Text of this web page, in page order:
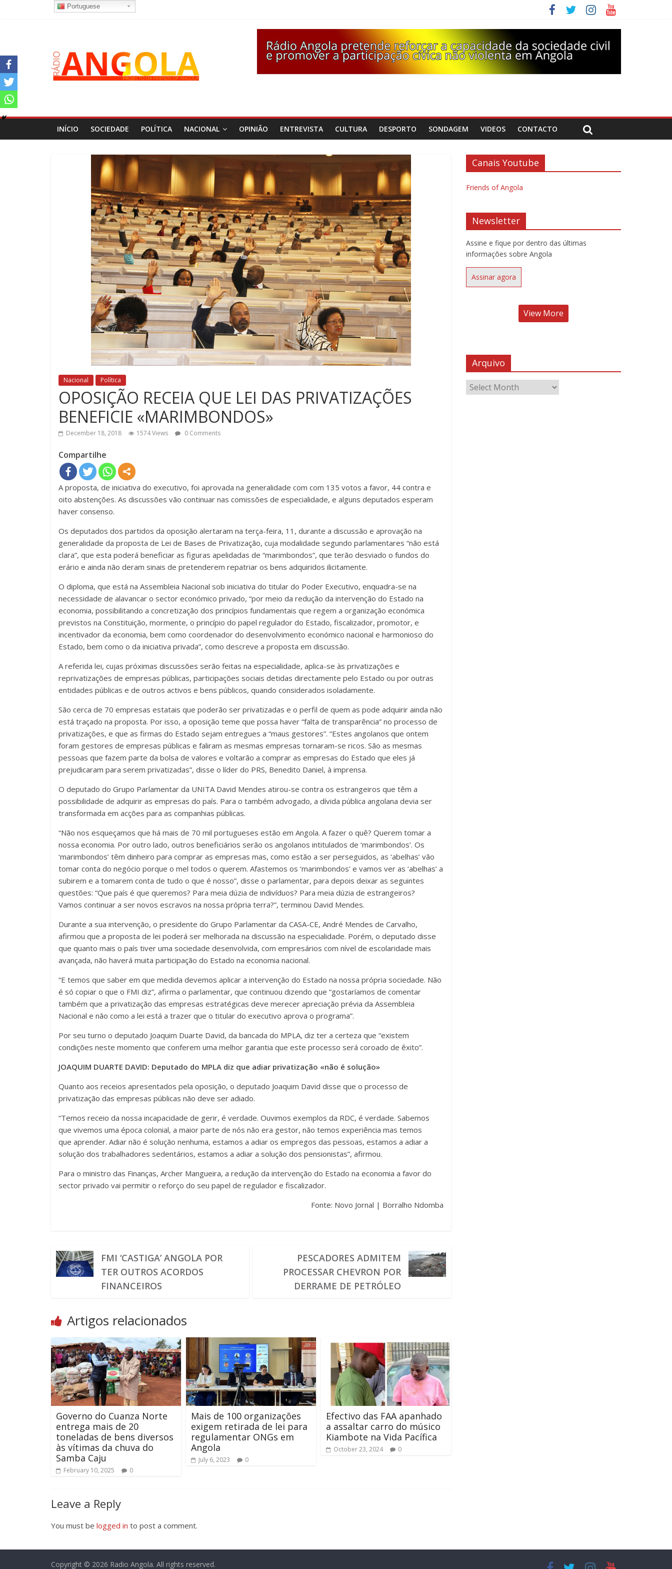
INÍCIO SOCIEDADE POLÍTICA NACIONAL OPINIÃO ENTREVISTA CULTURA DESPORTO SONDAGEM VIDEOS CONTACTO
Nacional Política
OPOSIÇÃO RECEIA QUE LEI DAS PRIVATIZAÇÕES
BENEFICIE «MARIMBONDOS»
December 18, 2018 1574 Views 0 Comments
Compartilhe
A proposta, de iniciativa do executivo, foi aprovada na generalidade com com 135 votos a favor, 44 contra e
oito abstenções. As discussões vão continuar nas comissões de especialidade, e alguns deputados esperam
haver consenso.
Os deputados dos partidos da oposição alertaram na terça-feira, 11, durante a discussão e aprovação na
generalidade da proposta de Lei de Bases de Privatização, cuja modalidade segundo parlamentares “não está
clara”, que esta poderá beneficiar as figuras apelidadas de “marimbondos”, que terão desviado o fundos do
erário e ainda não deram sinais de pretenderem repatriar os bens adquiridos ilicitamente.
O diploma, que está na Assembleia Nacional sob iniciativa do titular do Poder Executivo, enquadra-se na
necessidade de alavancar o sector económico privado, “por meio da redução da intervenção do Estado na
economia, possibilitando a concretização dos princípios fundamentais que regem a organização económica
previstos na Constituição, mormente, o princípio do papel regulador do Estado, fiscalizador, promotor, e
incentivador da economia, bem como coordenador do desenvolvimento económico nacional e harmonioso do
Estado, bem como o da iniciativa privada”, como descreve a proposta em discussão.
A referida lei, cujas próximas discussões serão feitas na especialidade, aplica-se às privatizações e
reprivatizações de empresas públicas, participações sociais detidas directamente pelo Estado ou por outras
entidades públicas e de outros activos e bens públicos, quando considerados isoladamente.
São cerca de 70 empresas estatais que poderão ser privatizadas e o perfil de quem as pode adquirir ainda não
está traçado na proposta. Por isso, a oposição teme que possa haver “falta de transparência” no processo de
privatizações, e que as firmas do Estado sejam entregues a “maus gestores”. “Estes angolanos que ontem
foram gestores de empresas públicas e faliram as mesmas empresas tornaram-se ricos. São as mesmas
pessoas que fazem parte da bolsa de valores e voltarão a comprar as empresas do Estado que eles já
prejudicaram para serem privatizadas”, disse o líder do PRS, Benedito Daniel, à imprensa.
O deputado do Grupo Parlamentar da UNITA David Mendes atirou-se contra os estrangeiros que têm a
possibilidade de adquirir as empresas do país. Para o também advogado, a dívida pública angolana devia ser
transformada em acções para as companhias públicas.
“Não nos esqueçamos que há mais de 70 mil portugueses estão em Angola. A fazer o quê? Querem tomar a
nossa economia. Por outro lado, outros beneficiários serão os angolanos intitulados de ‘marimbondos’. Os
‘marimbondos’ têm dinheiro para comprar as empresas mas, como estão a ser perseguidos, as ‘abelhas’ vão
tomar conta do negócio porque o mel todos o querem. Afastemos os ‘marimbondos’ e vamos ver as ‘abelhas’ a
subirem e a tomarem conta de tudo o que é nosso”, disse o parlamentar, para depois deixar as seguintes
questões: “Que país é que queremos? Para meia dúzia de indivíduos? Para meia dúzia de estrangeiros?
Vamos continuar a ser novos escravos na nossa própria terra?”, terminou David Mendes.
Durante a sua intervenção, o presidente do Grupo Parlamentar da CASA-CE, André Mendes de Carvalho,
afirmou que a proposta de lei poderá ser melhorada na discussão na especialidade. Porém, o deputado disse
que quanto mais o país tiver uma sociedade desenvolvida, com empresários com nível de escolaridade mais
avançada, não haverá muita participação do Estado na economia nacional.
“E temos que saber em que medida devemos aplicar a intervenção do Estado na nossa própria sociedade. Não
é só copiar o que o FMI diz”, afirma o parlamentar, que continuou dizendo que “gostaríamos de comentar
também que a privatização das empresas estratégicas deve merecer apreciação prévia da Assembleia
Nacional e não como a lei está a trazer que o titular do executivo aprova o programa”.
Por seu turno o deputado Joaquim Duarte David, da bancada do MPLA, diz ter a certeza que “existem
condições neste momento que conferem uma melhor garantia que este processo será coroado de êxito”.
JOAQUIM DUARTE DAVID: Deputado do MPLA diz que adiar privatização «não é solução»
Quanto aos receios apresentados pela oposição, o deputado Joaquim David disse que o processo de
privatização das empresas públicas não deve ser adiado.
“Temos receio da nossa incapacidade de gerir, é verdade. Ouvimos exemplos da RDC, é verdade. Sabemos
que vivemos uma época colonial, a maior parte de nós não era gestor, não temos experiência mas temos
que aprender. Adiar não é solução nenhuma, estamos a adiar os empregos das pessoas, estamos a adiar a
solução dos trabalhadores sedentários, estamos a adiar a solução dos pensionistas”, afirmou.
Para o ministro das Finanças, Archer Mangueira, a redução da intervenção do Estado na economia a favor do
sector privado vai permitir o reforço do seu papel de regulador e fiscalizador.
Fonte: Novo Jornal | Borralho Ndomba
FMI ‘CASTIGA’ ANGOLA POR
TER OUTROS ACORDOS
FINANCEIROS
PESCADORES ADMITEM
PROCESSAR CHEVRON POR
DERRAME DE PETRÓLEO
Artigos relacionados
Governo do Cuanza Norte
entrega mais de 20
toneladas de bens diversos
às vítimas da chuva do
Samba Caju
February 10, 2025 0
Mais de 100 organizações
exigem retirada de lei para
regulamentar ONGs em
Angola
July 6, 2023 0
Efectivo das FAA apanhado
a assaltar carro do músico
Kiambote na Vida Pacífica
October 23, 2024 0
Leave a Reply
You must be logged in to post a comment.
Canais Youtube
Friends of Angola
Newsletter
Assine e fique por dentro das últimas
informações sobre Angola
Assinar agora
View More
Arquivo
Copyright © 2026 Radio Angola. All rights reserved.
Portuguese